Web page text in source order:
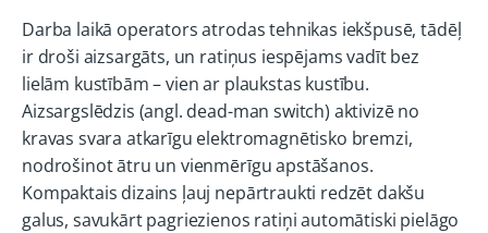
Darba laikā operators atrodas tehnikas iekšpusē, tādēļ
ir droši aizsargāts, un ratiņus iespējams vadīt bez
lielām kustībām – vien ar plaukstas kustību.
Aizsargslēdzis (angl. dead-man switch) aktivizē no
kravas svara atkarīgu elektromagnētisko bremzi,
nodrošinot ātru un vienmērīgu apstāšanos.
Kompaktais dizains ļauj nepārtraukti redzēt dakšu
galus, savukārt pagriezienos ratiņi automātiski pielāgo